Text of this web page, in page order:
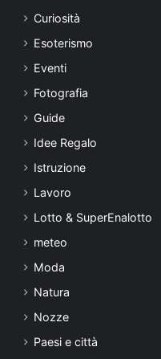
Curiosità
Esoterismo
Eventi
Fotografia
Guide
Idee Regalo
Istruzione
Lavoro
Lotto & SuperEnalotto
meteo
Moda
Natura
Nozze
Paesi e città